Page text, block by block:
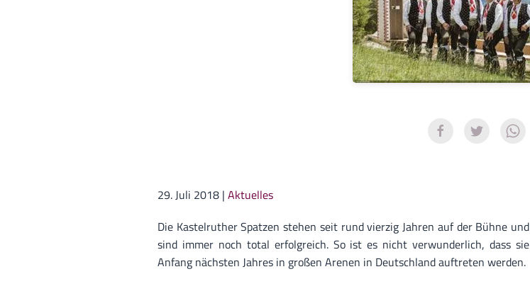
29. Juli 2018 | Aktuelles
Die Kastelruther Spatzen stehen seit rund vierzig Jahren auf der Bühne und
sind immer noch total erfolgreich. So ist es nicht verwunderlich, dass sie
Anfang nächsten Jahres in großen Arenen in Deutschland auftreten werden.